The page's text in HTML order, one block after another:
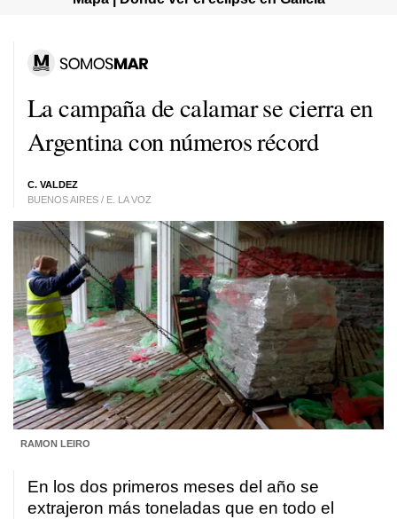
La campaña de calamar se cierra en
Argentina con números récord
C. VALDEZ
BUENOS AIRES / E. LA VOZ
RAMON LEIRO
En los dos primeros meses del año se
extrajeron más toneladas que en todo el